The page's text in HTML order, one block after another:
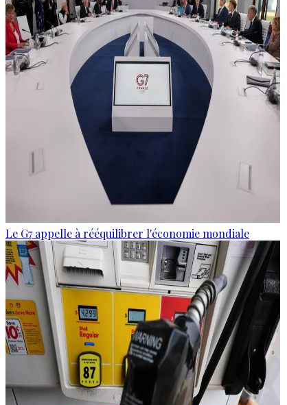
Le G7 appelle à rééquilibrer l'économie mondiale